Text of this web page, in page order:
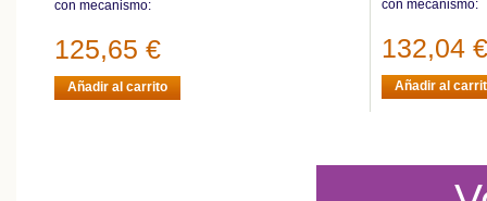
con mecanismo:
125,65 €
Añadir al carrito
con mecanismo:
132,04 €
Añadir al